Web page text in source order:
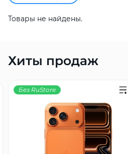
Товары не найдены.
Хиты продаж
Без RuStore
График платежей
25%
Добавляйте товары
в корзину
Оплачивайте сегодня